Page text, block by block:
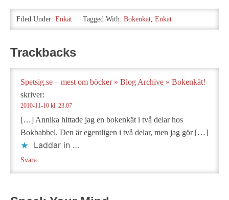
…
Filed Under: Enkät Tagged With: Bokenkät, Enkät
Trackbacks
Spetsig.se – mest om böcker » Blog Archive » Bokenkät!
skriver:
2010-11-10 kl. 23:07
[…] Annika hittade jag en bokenkät i två delar hos
Bokbabbel. Den är egentligen i två delar, men jag gör […]
Laddar in …
Svara